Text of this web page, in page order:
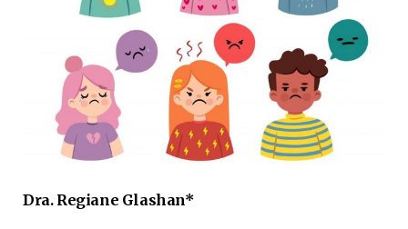
Dra. Regiane Glashan*